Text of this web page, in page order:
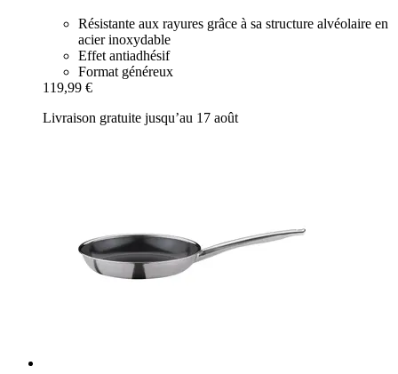
Résistante aux rayures grâce à sa structure alvéolaire en
acier inoxydable
Effet antiadhésif
Format généreux
119,99 €
Livraison gratuite jusqu’au 17 août